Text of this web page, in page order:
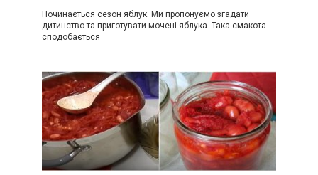
Починається сезон яблук. Ми пропонуємо згадати
дитинство та приготувати мочені яблука. Така смакота
сподобається